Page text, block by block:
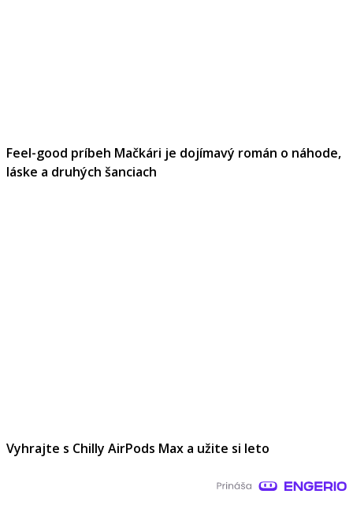
Feel-good príbeh Mačkári je dojímavý román o náhode,
láske a druhých šanciach
Vyhrajte s Chilly AirPods Max a užite si leto